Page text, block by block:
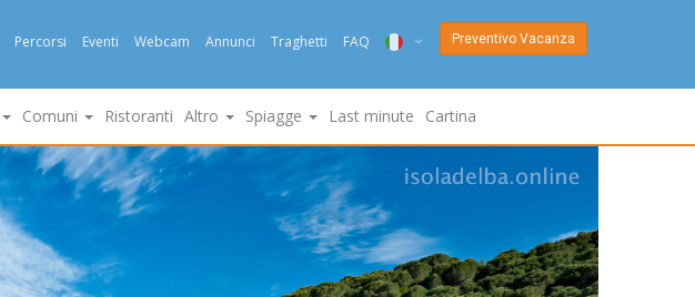
Percorsi Eventi Webcam Annunci Traghetti FAQ
ENG
DEU
NED
FRA
Preventivo Vacanza
Comuni Ristoranti Altro Spiagge Last minute Cartina